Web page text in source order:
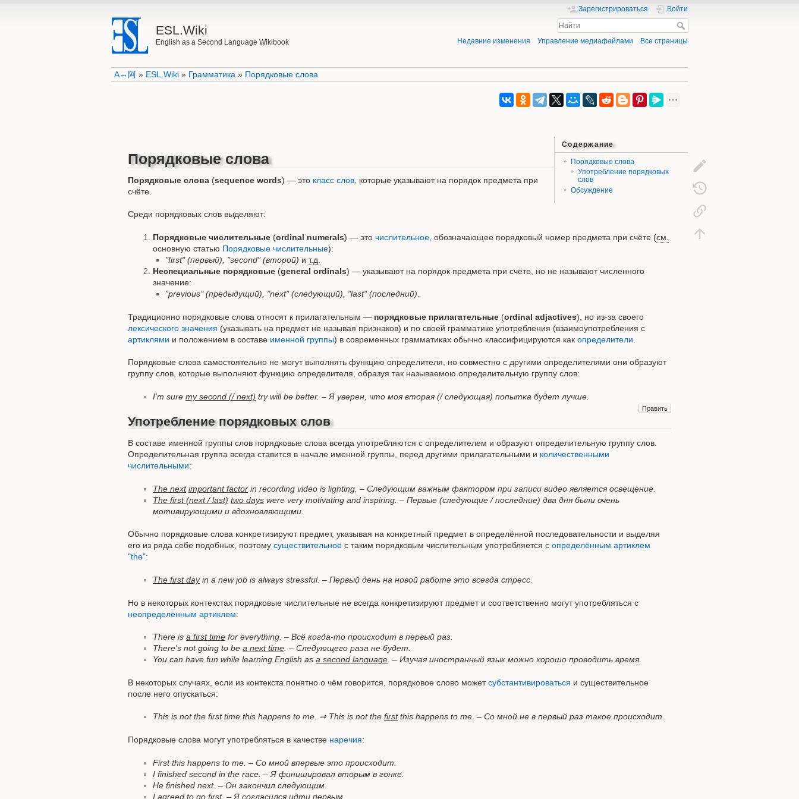
ESL.Wiki
English as a Second Language Wikibook
Зарегистрироваться Войти
Недавние изменения Управление медиафайлами Все страницы
A↔阿» ESL.Wiki» Грамматика» Порядковые слова
Содержание
Порядковые слова
Употребление порядковых
слов
Обсуждение
Порядковые слова
Порядковые слова (sequence words) — это класс слов , которые указывают на порядок предмета при
счёте.
Среди порядковых слов выделяют:
Порядковые числительные (ordinal numerals) — это числительное , обозначающее порядковый номер предмета при счёте (см.
основную статью Порядковые числительные):
"first" (первый), "second" (второй) и т.д.
Неспециальные порядковые (general ordinals) — указывают на порядок предмета при счёте, но не называют численного
значение:
"previous" (предыдущий), "next" (следующий), "last" (последний)
Традиционно порядковые слова относят к прилагательным — порядковые прилагательные (ordinal adjactives), но из-за своего
лексического значения (указывать на предмет не называя признаков) и по своей грамматике употребления (взаимоупотребления с
артиклями и положением в составе именной группы) в современных грамматиках обычно классифицируются как определители
Порядковые слова самостоятельно не могут выполнять функцию определителя, но совместно с другими определителями они образуют
группу слов, которые выполняют функцию определителя, образуя так называемою определительную группу слов:
I'm sure my second (/ next) try will be better. – Я уверен, что моя вторая (/ следующая) попытка будет лучше.
Править
Употребление порядковых слов
В составе именной группы слов порядковые слова всегда употребляются с определителем и образуют определительную группу слов.
Определительная группа всегда ставится в начале именной группы, перед другими прилагательными и количественными
числительными:
The next important factor in recording video is lighting. – Следующим важным фактором при записи видео является освещение.
The first (next / last) two days were very motivating and inspiring. – Первые (следующие / последние) два дня были очень
мотивирующими и вдохновляющими.
Обычно порядковые слова конкретизируют предмет, указывая на конкретный предмет в определённой последовательности и выделяя
его из ряда себе подобных, поэтому существительное с таким порядковым числительным употребляется с определённым артиклем
"the":
The first dayin a new job is always stressful. – Первый день на новой работе это всегда стресс.
Но в некоторых контекстах порядковые числительные не всегда конкретизируют предмет и соответственно могут употребляться с
неопределённым артиклем:
There is a first time for everything. – Всё когда-то происходит в первый раз.
There's not going to be a next time. – Следующего раза не будет.
You can have fun while learning English as a second language. – Изучая иностранный язык можно хорошо проводить время.
В некоторых случаях, если из контекста понятно о чём говорится, порядковое слово можетсубстантивироваться и существительное
после него опускаться:
This is not the first time this happens to me. ⇒ This is not the firstthis happens to me. – Со мной не в первый раз такое происходит.
Порядковые слова могут употребляться в качестве наречия:
First this happens to me. – Со мной впервые это происходит.
I finished second in the race. – Я финишировал вторым в гонке.
He finished next. – Он закончил следующим.
I agreed to go first. – Я согласился идти первым.